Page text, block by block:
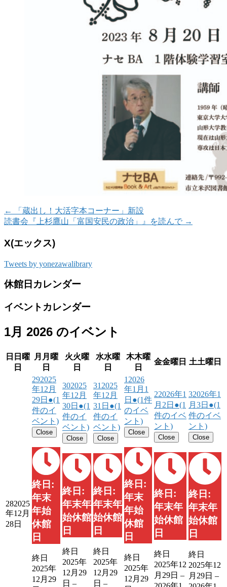
←
「蔵出し！大活字本コーナー」新設
読書会『上杉鷹山「富国安民の政治」』を読んで →
X(エックス)
Tweets by yonezawalibrary
休館日カレンダー
イベントカレンダー
1月 2026 のイベント
日 日曜
日
月 月曜
日
火火曜
日
水水曜
日
木木曜
日
金金曜日 土土曜日
282025
年12月
28日
292025
年12月
29日 ●(1
件のイ
ベント)
Close
終日:
年末
年始
休館
日
終日
2025年
12月29
302025
年12月
30日 ●(1
件のイ
ベント)
Close
終日:
年末年
始休館
日
終日
2025年
12月29
日 –
31 2025
年12月
31日 ●(1
件のイ
ベント)
Close
終日:
年末年
始休館
日
終日
2025年
12月29
日 –
1 2026
年1月1
日 ●(1件
のイベ
ント)
Close
終日:
年末
年始
休館
日
終日
2025年
12月29
22026年1
月2日 ●(1
件のイベ
ント)
Close
終日:
年末年
始休館
日
終日
2025年12
月29日 –
32026年1
月3日 ●(1
件のイベ
ント)
Close
終日:
年末年
始休館
日
終日
2025年12
月29日 –